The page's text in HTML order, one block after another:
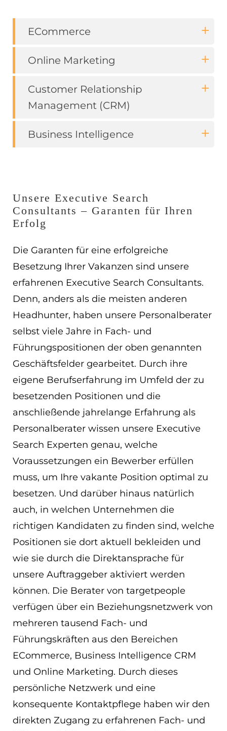
ECommerce
Online Marketing
Customer Relationship
Management (CRM)
Business Intelligence
Unsere Executive Search
Consultants – Garanten für Ihren
Erfolg
Die Garanten für eine erfolgreiche
Besetzung Ihrer Vakanzen sind unsere
erfahrenen Executive Search Consultants.
Denn, anders als die meisten anderen
Headhunter, haben unsere Personalberater
selbst viele Jahre in Fach- und
Führungspositionen der oben genannten
Geschäftsfelder gearbeitet. Durch ihre
eigene Berufserfahrung im Umfeld der zu
besetzenden Positionen und die
anschließende jahrelange Erfahrung als
Personalberater wissen unsere Executive
Search Experten genau, welche
Voraussetzungen ein Bewerber erfüllen
muss, um Ihre vakante Position optimal zu
besetzen. Und darüber hinaus natürlich
auch, in welchen Unternehmen die
richtigen Kandidaten zu finden sind, welche
Positionen sie dort aktuell bekleiden und
wie sie durch die Direktansprache für
unsere Auftraggeber aktiviert werden
können. Die Berater von targetpeople
verfügen über ein Beziehungsnetzwerk von
mehreren tausend Fach- und
Führungskräften aus den Bereichen
ECommerce, Business Intelligence CRM
und Online Marketing. Durch dieses
persönliche Netzwerk und eine
konsequente Kontaktpflege haben wir den
direkten Zugang zu erfahrenen Fach- und